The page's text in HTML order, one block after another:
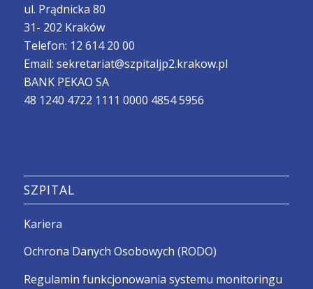
ul. Prądnicka 80
31- 202 Kraków
Telefon: 12 614 20 00
Email: sekretariat@szpitaljp2.krakow.pl
BANK PEKAO SA
48 1240 4722 1111 0000 4854 5956
SZPITAL
Kariera
Ochrona Danych Osobowych (RODO)
Regulamin funkcjonowania systemu monitoringu